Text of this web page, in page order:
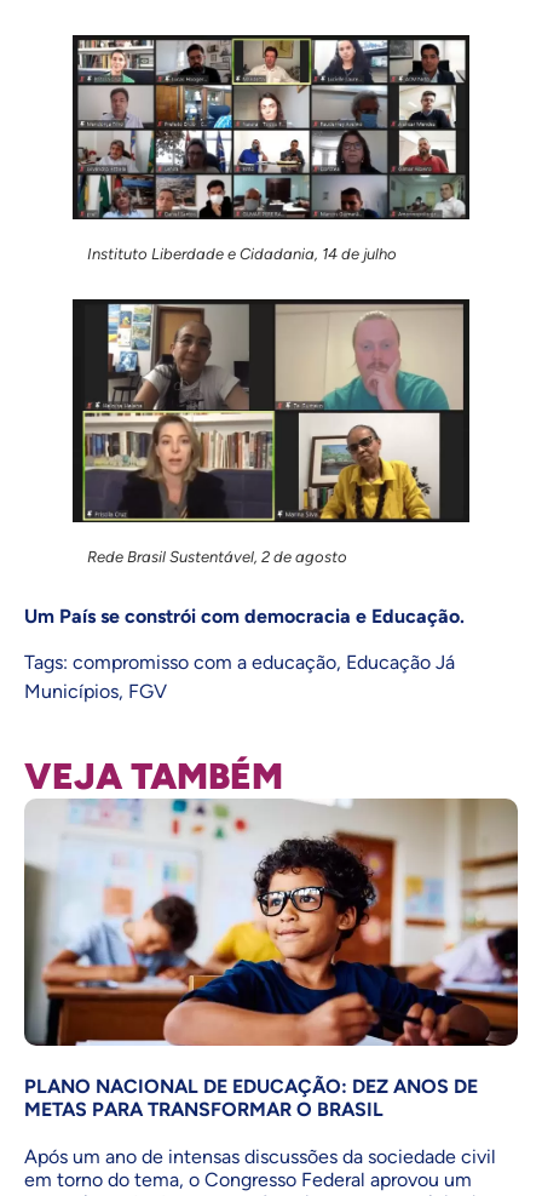
Instituto Liberdade e Cidadania, 14 de julho
Rede Brasil Sustentável, 2 de agosto
Um País se constrói com democracia e Educação.
Tags: compromisso com a educação, Educação Já
Municípios, FGV
VEJA TAMBÉM
PLANO NACIONAL DE EDUCAÇÃO: DEZ ANOS DE
METAS PARA TRANSFORMAR O BRASIL
Após um ano de intensas discussões da sociedade civil
em torno do tema, o Congresso Federal aprovou um